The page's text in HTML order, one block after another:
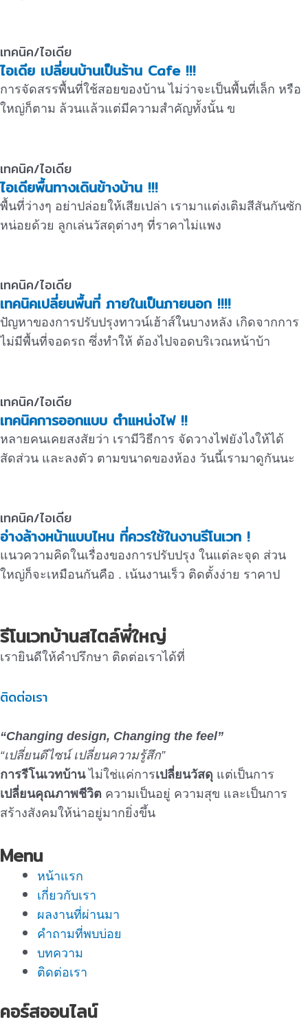
เทคนิค/ไอเดีย
ไอเดีย เปลี่ยนบ้านเป็นร้าน Cafe !!!
การจัดสรรพื้นที่ใช้สอยของบ้าน ไม่ว่าจะเป็นพื้นที่เล็ก หรือ
ใหญ่ก็ตาม ล้วนแล้วแต่มีความสำคัญทั้งนั้น ข
เทคนิค/ไอเดีย
ไอเดียพื้นทางเดินข้างบ้าน !!!
พื้นที่ว่างๆ อย่าปล่อยให้เสียเปล่า เรามาแต่งเติมสีสันกันซัก
หน่อยด้วย ลูกเล่นวัสดุต่างๆ ที่ราคาไม่แพง
เทคนิค/ไอเดีย
เทคนิคเปลี่ยนพื้นที่ ภายในเป็นภายนอก !!!!
ปัญหาของการปรับปรุงทาวน์เฮ้าส์ในบางหลัง เกิดจากการ
ไม่มีพื้นที่จอดรถ ซึ่งทำให้ ต้องไปจอดบริเวณหน้าบ้า
เทคนิค/ไอเดีย
เทคนิคการออกแบบ ตำแหน่งไฟ !!
หลายคนเคยสงสัยว่า เรามีวิธีการ จัดวางไฟยังไงให้ได้
สัดส่วน และลงตัว ตามขนาดของห้อง วันนี้เรามาดูกันนะ
เทคนิค/ไอเดีย
อ่างล้างหน้าแบบไหน ที่ควรใช้ในงานรีโนเวท !
แนวความคิดในเรื่องของการปรับปรุง ในแต่ละจุด ส่วน
ใหญ่ก็จะเหมือนกันคือ . เน้นงานเร็ว ติดตั้งง่าย ราคาป
รีโนเวทบ้านสไตล์พี่ใหญ่
เรายินดีให้คำปรึกษา ติดต่อเราได้ที่
ติดต่อเรา
“Changing design, Changing the feel”
“เปลี่ยนดีไซน์ เปลี่ยนความรู้สึก”
การรีโนเวทบ้านไม่ใช่แค่การเปลี่ยนวัสดุ แต่เป็นการ
เปลี่ยนคุณภาพชีวิต ความเป็นอยู่ ความสุข และเป็นการ
สร้างสังคมให้น่าอยู่มากยิ่งขึ้น
Menu
หน้าแรก
เกี่ยวกับเรา
ผลงานที่ผ่านมา
คำถามที่พบบ่อย
บทความ
ติดต่อเรา
คอร์สออนไลน์